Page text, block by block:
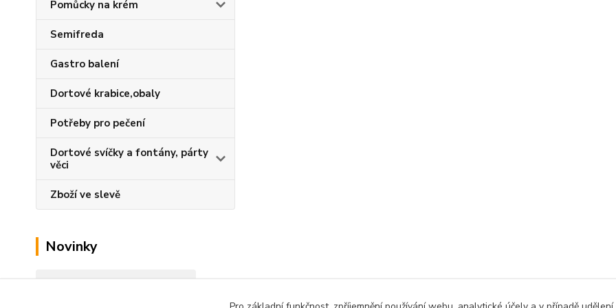
Pomůcky na krém
Semifreda
Gastro balení
Dortové krabice,obaly
Potřeby pro pečení
Dortové svíčky a fontány, párty
věci
Zboží ve slevě
Novinky
Zobrazit všechny novinky